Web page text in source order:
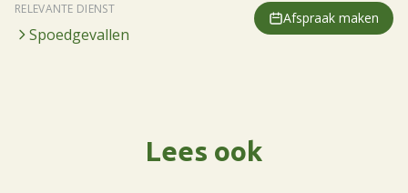
RELEVANTE DIENST
Spoedgevallen
Afspraak maken
Lees ook